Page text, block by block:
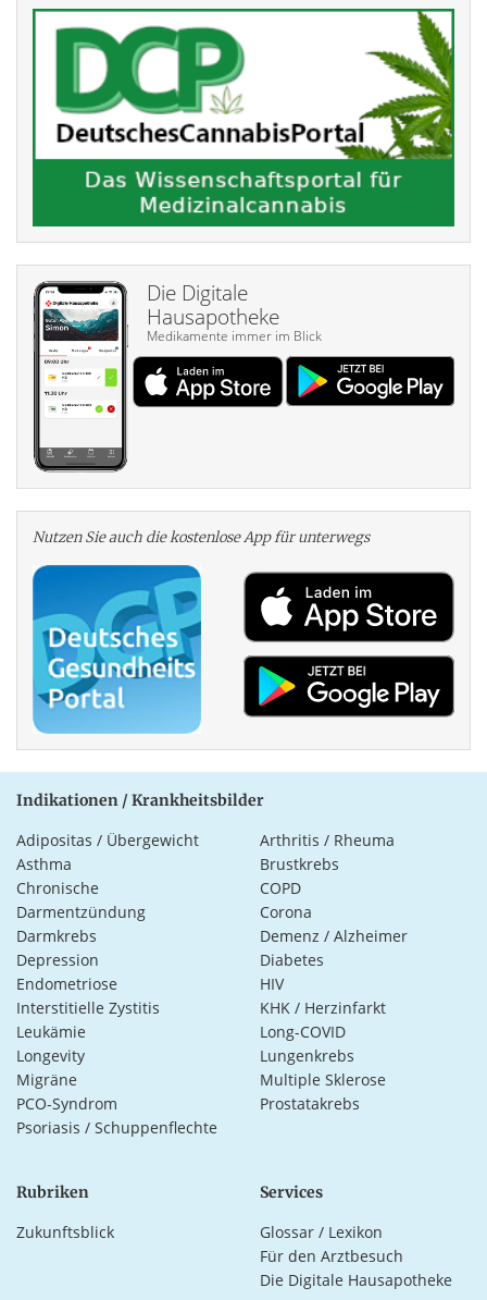
Die Digitale
Hausapotheke
Medikamente immer im Blick
Nutzen Sie auch die kosten­lose App für unterwegs
Indikationen / Krankheitsbilder
Adipositas / Übergewicht
Arthritis / Rheuma
Asthma
Brustkrebs
Chronische
Darmentzündung
COPD
Corona
Darmkrebs
Demenz / Alzheimer
Depression
Diabetes
Endometriose
HIV
Interstitielle Zystitis
KHK / Herzinfarkt
Leukämie
Long-COVID
Longevity
Lungenkrebs
Migräne
Multiple Sklerose
PCO-Syndrom
Prostatakrebs
Psoriasis / Schuppenflechte
Rubriken
Zukunftsblick
Services
Glossar / Lexikon
Für den Arztbesuch
Die Digitale Hausapotheke